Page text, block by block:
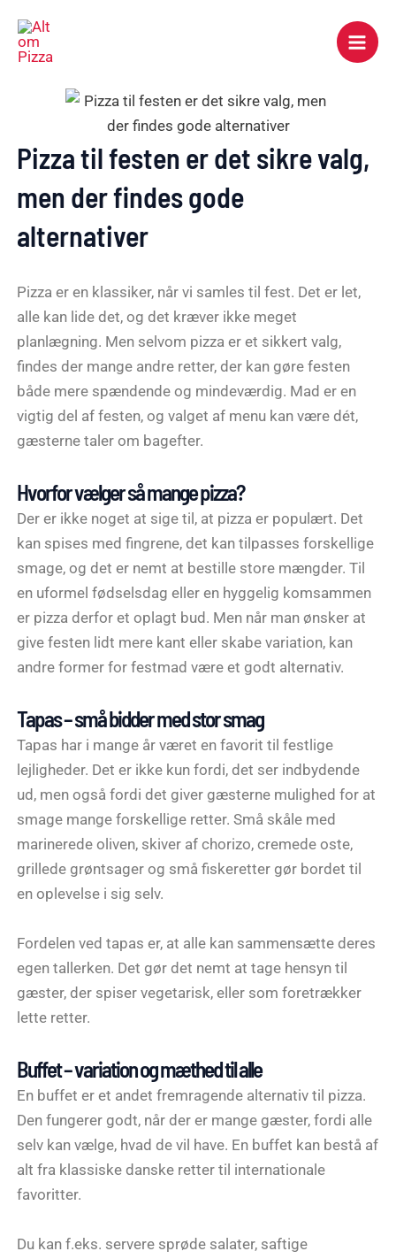
indholdet
Pizza til festen er det sikre valg,
men der findes gode
alternativer
Pizza er en klassiker, når vi samles til fest. Det er let,
alle kan lide det, og det kræver ikke meget
planlægning. Men selvom pizza er et sikkert valg,
findes der mange andre retter, der kan gøre festen
både mere spændende og mindeværdig. Mad er en
vigtig del af festen, og valget af menu kan være dét,
gæsterne taler om bagefter.
Hvorfor vælger så mange pizza?
Der er ikke noget at sige til, at pizza er populært. Det
kan spises med fingrene, det kan tilpasses forskellige
smage, og det er nemt at bestille store mængder. Til
en uformel fødselsdag eller en hyggelig komsammen
er pizza derfor et oplagt bud. Men når man ønsker at
give festen lidt mere kant eller skabe variation, kan
andre former for festmad være et godt alternativ.
Tapas – små bidder med stor smag
Tapas har i mange år været en favorit til festlige
lejligheder. Det er ikke kun fordi, det ser indbydende
ud, men også fordi det giver gæsterne mulighed for at
smage mange forskellige retter. Små skåle med
marinerede oliven, skiver af chorizo, cremede oste,
grillede grøntsager og små fiskeretter gør bordet til
en oplevelse i sig selv.
Fordelen ved tapas er, at alle kan sammensætte deres
egen tallerken. Det gør det nemt at tage hensyn til
gæster, der spiser vegetarisk, eller som foretrækker
lette retter.
Buffet – variation og mæthed til alle
En buffet er et andet fremragende alternativ til pizza.
Den fungerer godt, når der er mange gæster, fordi alle
selv kan vælge, hvad de vil have. En buffet kan bestå af
alt fra klassiske danske retter til internationale
favoritter.
Du kan f.eks. servere sprøde salater, saftige